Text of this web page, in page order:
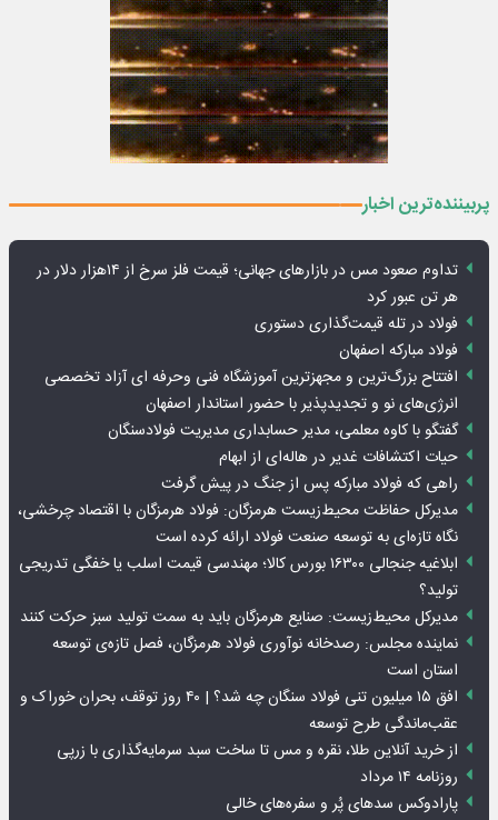
پربیننده‌ترین اخبار
تداوم صعود مس در بازارهای جهانی؛ قیمت فلز سرخ از ۱۴هزار دلار در
هر تن عبور کرد
فولاد در تله قیمت‌گذاری دستوری
فولاد مبارکه اصفهان
افتتاح بزرگ‌ترین و مجهزترین آموزشگاه فنی وحرفه ای آزاد تخصصی
انرژی‌های نو و تجدیدپذیر با حضور استاندار اصفهان
گفتگو با کاوه معلمی، مدیر حسابداری مدیریت فولادسنگان
حیات اکتشافات غدیر در هاله‌ای از ابهام
راهی که فولاد مبارکه پس از جنگ در پیش گرفت
مدیرکل حفاظت محیط‌زیست هرمزگان: فولاد هرمزگان با اقتصاد چرخشی،
نگاه تازه‌ای به توسعه صنعت فولاد ارائه کرده است
ابلاغیه جنجالی ۱۶۳۰۰ بورس کالا؛ مهندسی قیمت اسلب یا خفگی تدریجی
تولید؟
مدیرکل محیط‌زیست: صنایع هرمزگان باید به سمت تولید سبز حرکت کنند
نماینده مجلس: رصدخانه نوآوری فولاد هرمزگان، فصل تازه‌ی توسعه
استان است
افق ۱۵ میلیون تنی فولاد سنگان چه شد؟ | ۴۰ روز توقف، بحران خوراک و
عقب‌ماندگی طرح توسعه
از خرید آنلاین طلا، نقره و مس تا ساخت سبد سرمایه‌گذاری با زرپی
روزنامه ۱۴ مرداد
پارادوکس سدهای پُر و سفره‌های خالی